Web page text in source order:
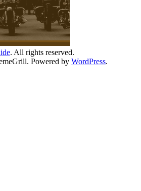
. All rights reserved.
Powered by WordPress.